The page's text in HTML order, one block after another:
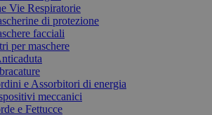
Vie Respiratorie
di protezione
facciali
per maschere
e Assorbitori di energia
meccanici
e Fettucce